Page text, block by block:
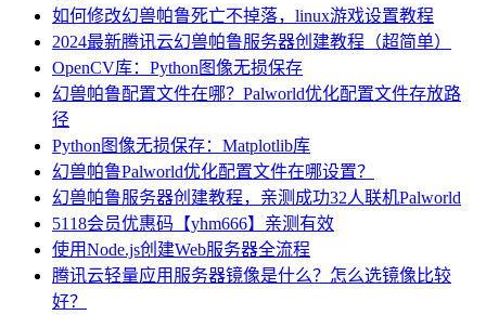
如何修改幻兽帕鲁死亡不掉落，linux游戏设置教程
2024最新腾讯云幻兽帕鲁服务器创建教程（超简单）
OpenCV库：Python图像无损保存
幻兽帕鲁配置文件在哪？Palworld优化配置文件存放路
径
Python图像无损保存：Matplotlib库
幻兽帕鲁Palworld优化配置文件在哪设置？
幻兽帕鲁服务器创建教程，亲测成功32人联机Palworld
5118会员优惠码【yhm666】亲测有效
使用Node.js创建Web服务器全流程
腾讯云轻量应用服务器镜像是什么？怎么选镜像比较
好？